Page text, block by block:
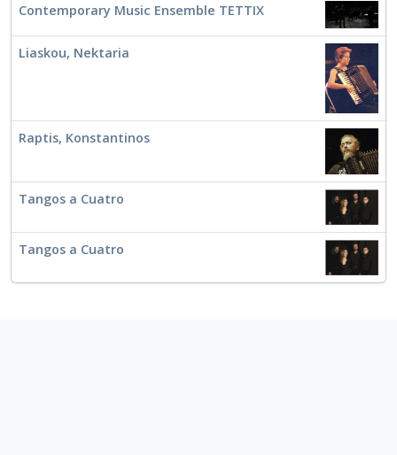
Μουσικοπαιδαγωγός
Μουσικός
Μουσικός εκδότης
Ομποΐστας
Παιδαγωγός
Σαξοφωνίστας
Στιχουργός
Τουμπίστας
Τραγουδοποιός
Contemporary Music Ensemble TETTIX
Liaskou, Nektaria
Raptis, Konstantinos
Tangos a Cuatro
Tangos a Cuatro